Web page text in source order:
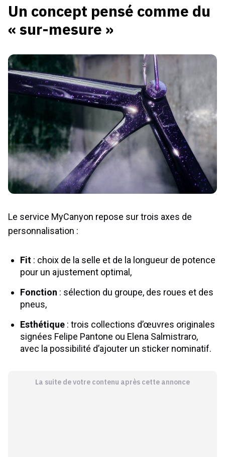
Un concept pensé comme du
« sur-mesure »
Le service MyCanyon repose sur trois axes de
personnalisation :
Fit : choix de la selle et de la longueur de potence
pour un ajustement optimal,
Fonction : sélection du groupe, des roues et des
pneus,
Esthétique : trois collections d’œuvres originales
signées Felipe Pantone ou Elena Salmistraro,
avec la possibilité d’ajouter un sticker nominatif.
La suite de votre contenu après cette annonce